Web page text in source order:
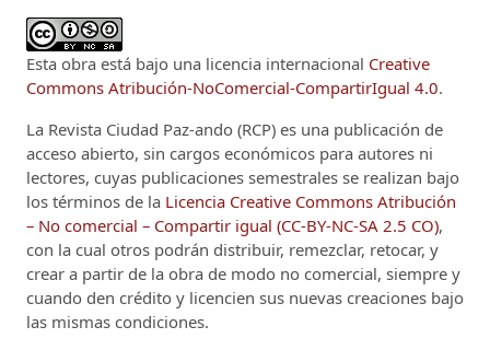
Esta obra está bajo una licencia internacional Creative
Commons Atribución-NoComercial-CompartirIgual 4.0.
La Revista Ciudad Paz-ando (RCP) es una publicación de
acceso abierto, sin cargos económicos para autores ni
lectores, cuyas publicaciones semestrales se realizan bajo
los términos de la Licencia Creative Commons Atribución
– No comercial – Compartir igual (CC-BY-NC-SA 2.5 CO),
con la cual otros podrán distribuir, remezclar, retocar, y
crear a partir de la obra de modo no comercial, siempre y
cuando den crédito y licencien sus nuevas creaciones bajo
las mismas condiciones.